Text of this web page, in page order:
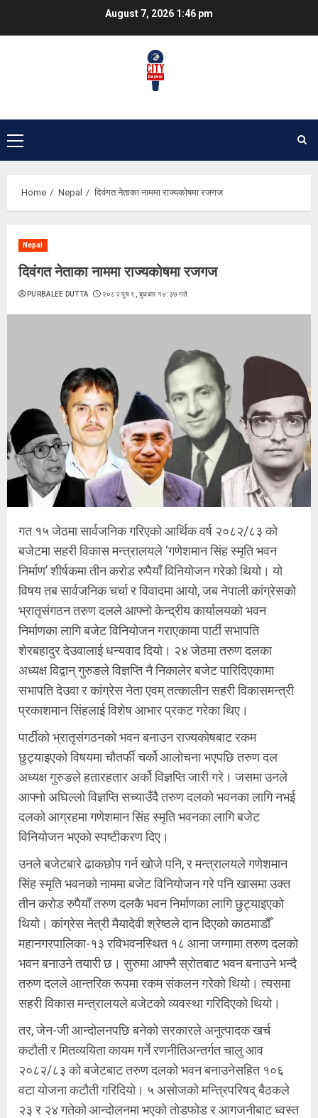
August 7, 2026 1:46 pm
Primary
Menu
Home Nepal दिवंगत नेताका नाममा राज्यकोषमा रजगज
Nepal
दिवंगत नेताका नाममा राज्यकोषमा रजगज
PURBALEE DUTTA २०८२ पुष ९, बुधबार १४:३७ गते
गत १५ जेठमा सार्वजनिक गरिएको आर्थिक वर्ष २०८२/८३ को
बजेटमा सहरी विकास मन्त्रालयले ‘गणेशमान सिंह स्मृति भवन
निर्माण’ शीर्षकमा तीन करोड रुपैयाँ विनियोजन गरेको थियो। यो
विषय तब सार्वजनिक चर्चा र विवादमा आयो, जब नेपाली कांग्रेसको
भ्रातृसंगठन तरुण दलले आफ्नो केन्द्रीय कार्यालयको भवन
निर्माणका लागि बजेट विनियोजन गराएकामा पार्टी सभापति
शेरबहादुर देउवालाई धन्यवाद दियो। २४ जेठमा तरुण दलका
अध्यक्ष विद्वान् गुरुङले विज्ञप्ति नै निकालेर बजेट पारिदिएकामा
सभापति देउवा र कांग्रेस नेता एवम् तत्कालीन सहरी विकासमन्त्री
प्रकाशमान सिंहलाई विशेष आभार प्रकट गरेका थिए।
पार्टीको भ्रातृसंगठनको भवन बनाउन राज्यकोषबाट रकम
छुट्याइएको विषयमा चौतर्फी चर्को आलोचना भएपछि तरुण दल
अध्यक्ष गुरुङले हतारहतार अर्को विज्ञप्ति जारी गरे। जसमा उनले
आफ्नो अघिल्लो विज्ञप्ति सच्याउँदै तरुण दलको भवनका लागि नभई
दलको आग्रहमा गणेशमान सिंह स्मृति भवनका लागि बजेट
विनियोजन भएको स्पष्टीकरण दिए।
उनले बजेटबारे ढाकछोप गर्न खोजे पनि, र मन्त्रालयले गणेशमान
सिंह स्मृति भवनको नाममा बजेट विनियोजन गरे पनि खासमा उक्त
तीन करोड रुपैयाँ तरुण दलकै भवन निर्माणका लागि छुट्याइएको
थियो। कांग्रेस नेत्री मैयादेवी श्रेष्ठले दान दिएको काठमाडौँ
महानगरपालिका-१३ रविभवनस्थित १८ आना जग्गामा तरुण दलको
भवन बनाउने तयारी छ। सुरुमा आफ्नै स्रोतबाट भवन बनाउने भन्दै
तरुण दलले आन्तरिक रूपमा रकम संकलन गरेको थियो। त्यसमा
सहरी विकास मन्त्रालयले बजेटको व्यवस्था गरिदिएको थियो।
तर, जेन-जी आन्दोलनपछि बनेको सरकारले अनुत्पादक खर्च
कटौती र मितव्ययिता कायम गर्ने रणनीतिअन्तर्गत चालु आव
२०८२/८३ को बजेटबाट तरुण दलको भवन बनाउनेसहित १०६
वटा योजना कटौती गरिदियो। ५ असोजको मन्त्रिपरिषद् बैठकले
२३ र २४ गतेको आन्दोलनमा भएको तोडफोड र आगजनीबाट ध्वस्त